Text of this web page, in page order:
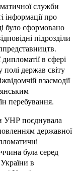
служби
інформації про
було сформовано
підрозділи
дипломатії в сфері
держав світу
взаємодії
перебування.
УНР поєднувала
державної
була серед
в